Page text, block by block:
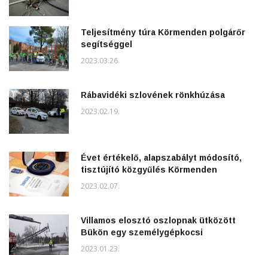
Teljesítmény túra Körmenden polgárőr
segítséggel
2023.03.26.
Rábavidéki szlovének rönkhúzása
2023.02.19.
Évet értékelő, alapszabályt módosító,
tisztújító közgyűlés Körmenden
2023.02.07.
Villamos elosztó oszlopnak ütközött
Bükön egy személygépkocsi
2023.01.23.